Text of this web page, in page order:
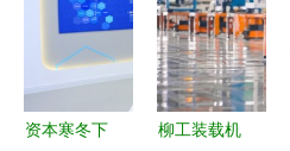
服务管理规
定》征求意
见稿发布引
舆情关注
的新玩法
资本寒冬下
柳工装载机